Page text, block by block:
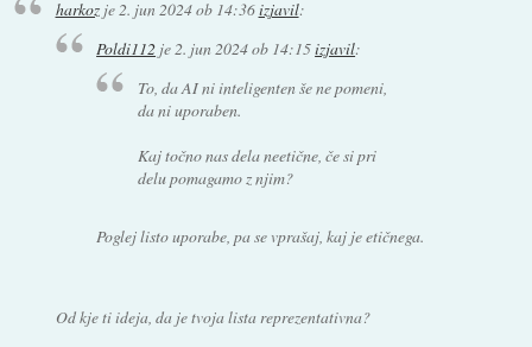
harkozje2. jun 2024 ob 14:36izjavil:
Poldi112 je2. jun 2024 ob 14:15izjavil:
To, da AI ni inteligenten še ne pomeni,
da ni uporaben.
Kaj točno nas dela neetične, če si pri
delu pomagamo z njim?
Poglej listo uporabe, pa se vprašaj, kaj je etičnega.
Od kje ti ideja, da je tvoja lista reprezentativna?